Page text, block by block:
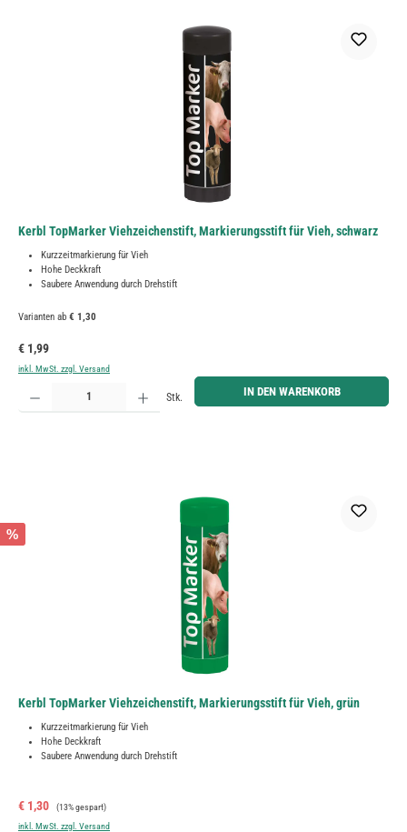
Kerbl TopMarker Viehzeichenstift, Markierungsstift für Vieh, schwarz
Kurzzeitmarkierung für Vieh
Hohe Deckkraft
Saubere Anwendung durch Drehstift
Varianten ab € 1,30
Regulärer Preis:
€ 1,99
inkl. MwSt. zzgl. Versand
Produkt Anzahl: Gib den gewünschten Wert ein oder benutze die Schaltflächen um die Anzahl zu
Stk. IN DEN WARENKORB
%
Kerbl TopMarker Viehzeichenstift, Markierungsstift für Vieh, grün
Kurzzeitmarkierung für Vieh
Hohe Deckkraft
Saubere Anwendung durch Drehstift
Verkaufspreis:
€ 1,30 Regulärer Preis:
(13% gespart)
inkl. MwSt. zzgl. Versand